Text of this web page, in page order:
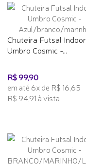
Chuteira Futsal Indoor
Umbro Cosmic -...
R$ 99,90
em até 6x de R$ 16,65
R$ 94,91 à vista